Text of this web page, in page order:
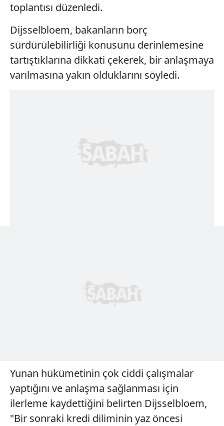
toplantısı düzenledi.
Dijsselbloem, bakanların borç
sürdürülebilirliği konusunu derinlemesine
tartıştıklarına dikkati çekerek, bir anlaşmaya
varılmasına yakın olduklarını söyledi.
Yunan hükümetinin çok ciddi çalışmalar
yaptığını ve anlaşma sağlanması için
ilerleme kaydettiğini belirten Dijsselbloem,
"Bir sonraki kredi diliminin yaz öncesi